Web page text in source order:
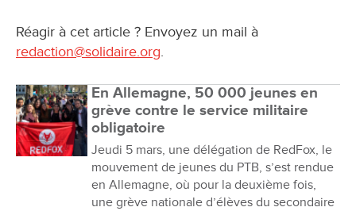
Réagir à cet article ? Envoyez un mail à
redaction@solidaire.org.
En Allemagne, 50 000 jeunes en
grève contre le service militaire
obligatoire
Jeudi 5 mars, une délégation de RedFox, le
mouvement de jeunes du PTB, s’est rendue
en Allemagne, où pour la deuxième fois,
une grève nationale d’élèves du secondaire